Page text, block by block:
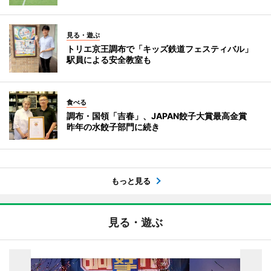
見る・遊ぶ
トリエ京王調布で「キッズ鉄道フェスティバル」
駅員による安全教室も
食べる
調布・国領「吉春」、JAPAN餃子大賞最高金賞
昨年の水餃子部門に続き
もっと見る
見る・遊ぶ